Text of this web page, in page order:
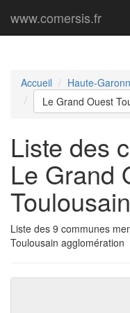
www.comersis.fr
Accueil
Haute-
Le Grand Ouest
Liste des
Le Grand
Liste des 9 communes
Toulousain agglomération